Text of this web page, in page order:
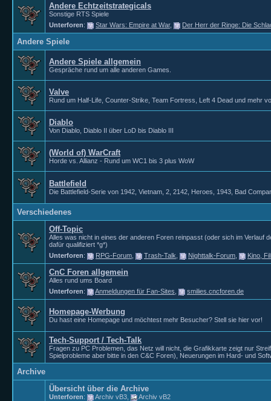
Andere Echtzeitstrategicals
Sonstige RTS Spiele
Unterforen: Star Wars: Empire at War, Der Herr der Ringe: Die
Andere Spiele
Andere Spiele allgemein
Gespräche rund um alle anderen Games.
Valve
Rund um Half-Life, Counter-Strike, Team Fortress, Left 4 Dead und mehr
Diablo
Von Diablo, Diablo II über LoD bis Diablo III
(World of) WarCraft
Horde vs. Allianz - Rund um WC1 bis 3 plus WoW
Battlefield
Die Battlefield-Serie von 1942, Vietnam, 2, 2142, Heroes, 1943, Bad
Verschiedenes
Off-Topic
Alles was nicht in eines der anderen Foren reinpasst (oder sich im Verlauf
dafür qualifiziert *g*)
Unterforen: RPG-Forum Trash-Talk Nighttalk-Forum Kino,
CnC Foren allgemein
Alles rund ums Board
Unterforen: Anmeldungen für Fan-Sites smilies.cncforen.de
Homepage-Werbung
Du hast eine Homepage und möchtest mehr Besucher? Stell sie hier vor!
Tech-Support / Tech-Talk
Fragen zu PC Problemen, das Netz will nicht, die Grafikkarte zeigt nur
Spielprobleme aber bitte in den C&C Foren), Neuerungen im Hard- und
Archive
Übersicht über die Archive
Unterforen: Archiv vB3 Archiv vB2